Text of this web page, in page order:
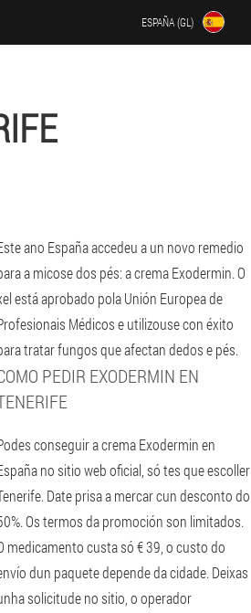
ESPAÑA (GL)
ano España accedeu a un novo remedio
a micose dos pés: a crema Exodermin. O
está aprobado pola Unión Europea de
Médicos e utilizouse con éxito
tratar fungos que afectan dedos e pés.
PEDIR EXODERMIN EN
conseguir a crema Exodermin en
no sitio web oficial, só tes que escoller
Date prisa a mercar cun desconto do
Os termos da promoción son limitados.
medicamento custa só € 39, o custo do
dun paquete depende da cidade. Deixas
solicitude no sitio, o operador